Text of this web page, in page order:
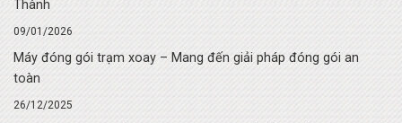
Thành
09/01/2026
Máy đóng gói trạm xoay – Mang đến giải pháp đóng gói an
toàn
26/12/2025